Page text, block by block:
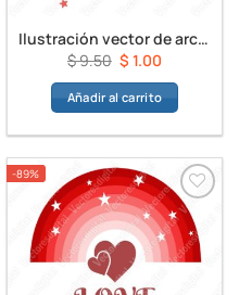
Ilustración vector de arco iris
$9.50 El
precio
original
$ 9.50.
$ 1.00
precio
actual
$ 1.00.
Añadir al carrito
-89%